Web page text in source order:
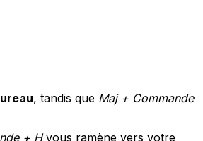
, tandis que Maj + Commande
+ Hvous ramène vers votre